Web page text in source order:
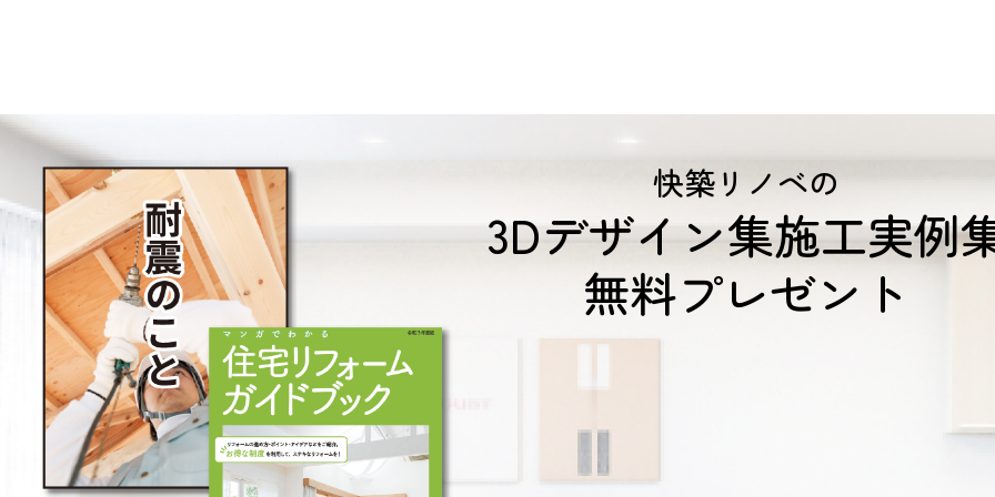
快築リノベの
3Dデザイン集施工実例
無料プレゼント